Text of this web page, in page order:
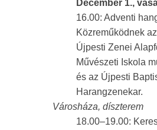
December 1.,
16.00: Adventi
Közreműködnek
Újpesti Zenei
Művészeti Iskola
és az Újpesti
Harangzenekar.
Városháza, díszterem
18.00–19.00: